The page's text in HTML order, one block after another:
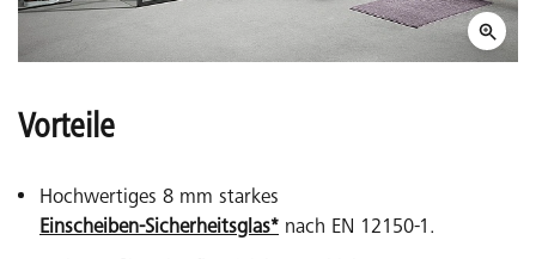
Vorteile
Hochwertiges 8 mm starkes
Einscheiben-Sicherheitsglas* nach EN 12150-1.